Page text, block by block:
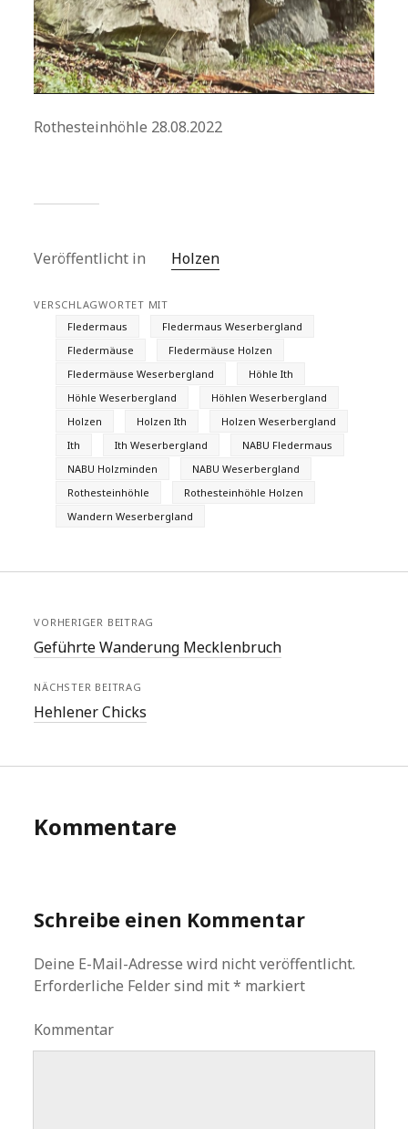
Rothesteinhöhle 28.08.2022
Veröffentlicht in Holzen
VERSCHLAGWORTET MIT
Fledermaus
Fledermaus Weserbergland
Fledermäuse
Fledermäuse Holzen
Fledermäuse Weserbergland
Höhle Ith
Höhle Weserbergland
Höhlen Weserbergland
Holzen
Holzen Ith
Holzen Weserbergland
Ith
Ith Weserbergland
NABU Fledermaus
NABU Holzminden
NABU Weserbergland
Rothesteinhöhle
Rothesteinhöhle Holzen
Wandern Weserbergland
VORHERIGER BEITRAG
Geführte Wanderung Mecklenbruch
NÄCHSTER BEITRAG
Hehlener Chicks
Kommentare
Schreibe einen Kommentar
Deine E-Mail-Adresse wird nicht veröffentlicht.
Erforderliche Felder sind mit* markiert
Kommentar